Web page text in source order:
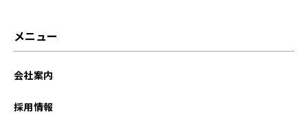
メニュー
会社案内
採用情報